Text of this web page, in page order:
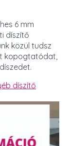
6 mm
díszítő
közül tudsz
kopogtatódat,
díszítő